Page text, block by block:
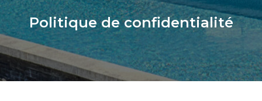
Politique de confidentialité